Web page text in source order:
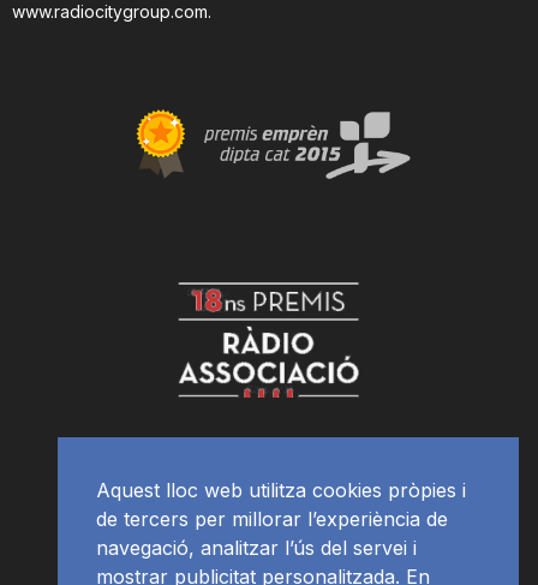
www.radiocitygroup.com.
Aquest lloc web utilitza cookies pròpies i
de tercers per millorar l’experiència de
navegació, analitzar l’ús del servei i
mostrar publicitat personalitzada. En